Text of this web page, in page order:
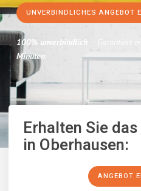
UNVERBINDLICHES ANGEBOT
100% unverbindlich – Garantiert
Minuten.
Erhalten Sie das
in Oberhausen:
ANGEBOT